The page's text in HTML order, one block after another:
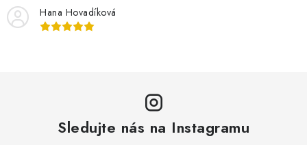
Hana Hovadíková
Sledujte nás na Instagramu